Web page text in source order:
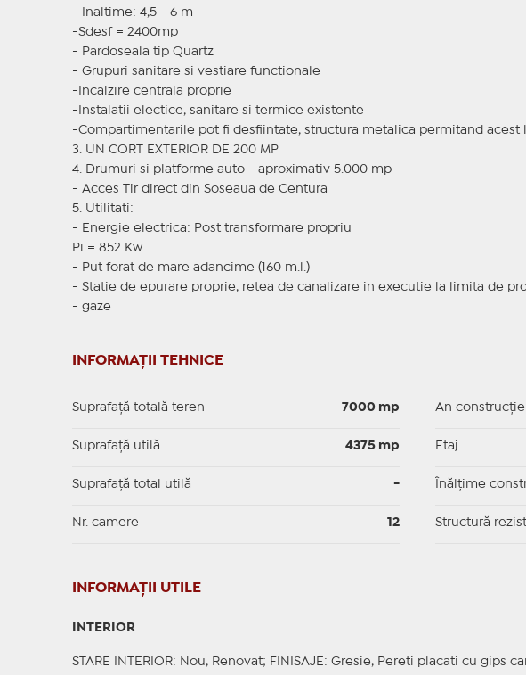
- Inaltime: 4,5 - 6 m
-Sdesf = 2400mp
- Pardoseala tip Quartz
- Grupuri sanitare si vestiare functionale
-Incalzire centrala proprie
-Instalatii electice, sanitare si termice existente
-Compartimentarile pot fi desfiintate, structura metalica permitand acest
3. UN CORT EXTERIOR DE 200 MP
4. Drumuri si platforme auto - aproximativ 5.000 mp
- Acces Tir direct din Soseaua de Centura
5. Utilitati:
- Energie electrica: Post transformare propriu
Pi = 852 Kw
- Put forat de mare adancime (160 m.l.)
- Statie de epurare proprie, retea de canalizare in executie la limita de
- gaze
INFORMAȚII TEHNICE
Suprafață totală teren 7000 mp
Suprafaţă utilă 4375 mp
Suprafaţă total utilă -
Nr. camere 12
An construcție
Etaj
Înălțime
Structură
INFORMAŢII UTILE
INTERIOR
STARE INTERIOR: Nou, Renovat; FINISAJE : Gresie, Pereti placati cu gips